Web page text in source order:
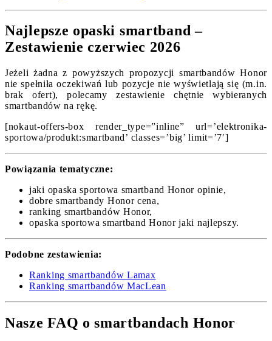
Najlepsze opaski smartband –
Zestawienie czerwiec 2026
Jeżeli żadna z powyższych propozycji smartbandów Honor
nie spełniła oczekiwań lub pozycje nie wyświetlają się (m.in.
brak ofert), polecamy zestawienie chętnie wybieranych
smartbandów na rękę.
[nokaut-offers-box render_type=”inline” url=’elektronika-
sportowa/produkt:smartband’ classes=’big’ limit=’7′]
Powiązania tematyczne:
jaki opaska sportowa smartband Honor opinie,
dobre smartbandy Honor cena,
ranking smartbandów Honor,
opaska sportowa smartband Honor jaki najlepszy.
Podobne zestawienia:
Ranking smartbandów Lamax
Ranking smartbandów MacLean
Nasze FAQ o smartbandach Honor